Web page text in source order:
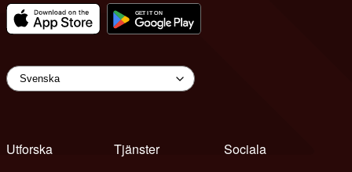
Utforska
Tjänster
Sociala